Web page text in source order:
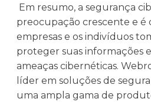
Em resumo, a segurança
preocupação crescente e é
empresas e os indivíduos
proteger suas informações
ameaças cibernéticas.
líder em soluções de
uma ampla gama de